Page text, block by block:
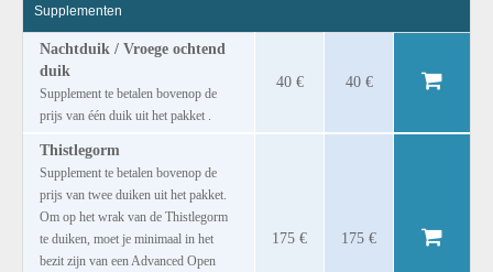
Supplementen
Nachtduik / Vroege ochtend
duik
Supplement te betalen bovenop de
prijs van één duik uit het pakket .
40 € 40 €
Thistlegorm
Supplement te betalen bovenop de
prijs van twee duiken uit het pakket.
Om op het wrak van de Thistlegorm
te duiken, moet je minimaal in het
bezit zijn van een Advanced Open
175 € 175 €